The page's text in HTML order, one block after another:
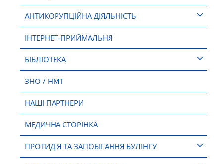
АНТИКОРУПЦІЙНА ДІЯЛЬНІСТЬ
ІНТЕРНЕТ-ПРИЙМАЛЬНЯ
БІБЛІОТЕКА
ЗНО / НМТ
НАШІ ПАРТНЕРИ
МЕДИЧНА СТОРІНКА
ПРОТИДІЯ ТА ЗАПОБІГАННЯ БУЛІНГУ